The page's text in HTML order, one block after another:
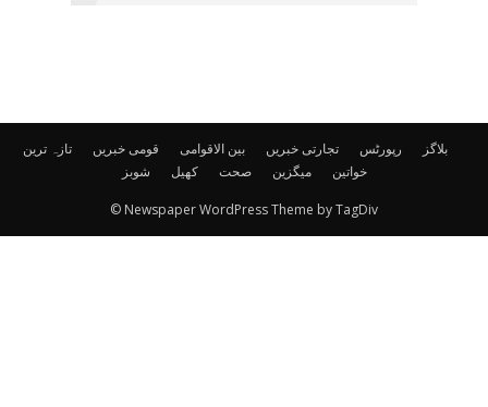
تازہ ترین قومی خبریں بین الاقوامی تجارتی خبریں رپورٹس
بلاگز
شوبز
کھیل صحت میگزین خواتین
© Newspaper WordPress Theme by TagDiv